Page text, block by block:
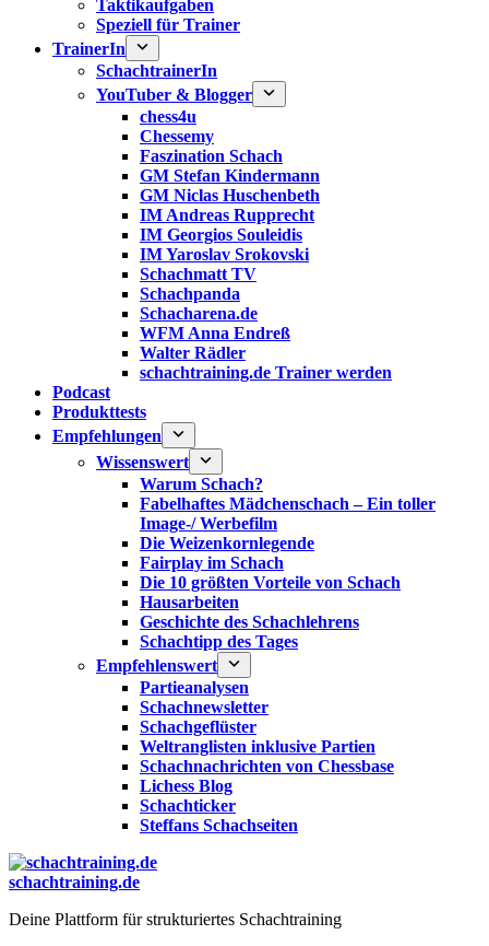
Taktikaufgaben
Speziell für Trainer
TrainerIn
SchachtrainerIn
YouTuber & Blogger
chess4u
Chessemy
Faszination Schach
GM Stefan Kindermann
GM Niclas Huschenbeth
IM Andreas Rupprecht
IM Georgios Souleidis
IM Yaroslav Srokovski
Schachmatt TV
Schachpanda
Schacharena.de
WFM Anna Endreß
Walter Rädler
schachtraining.de Trainer werden
Podcast
Produkttests
Empfehlungen
Wissenswert
Warum Schach?
Fabelhaftes Mädchenschach – Ein toller
Image-/ Werbefilm
Die Weizenkornlegende
Fairplay im Schach
Die 10 größten Vorteile von Schach‎
Hausarbeiten
Geschichte des Schachlehrens
Schachtipp des Tages
Empfehlenswert
Partieanalysen
Schachnewsletter
Schachgeflüster
Weltranglisten inklusive Partien
Schachnachrichten von Chessbase
Lichess Blog
Schachticker
Steffans Schachseiten
schachtraining.de
Deine Plattform für strukturiertes Schachtraining